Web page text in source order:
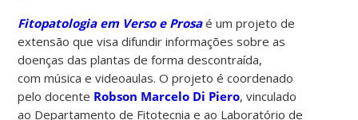
Fitopatologia em Verso e Prosaé um projeto de
extensão que visa difundir informações sobre as
doenças das plantas de forma descontraída,
com música e videoaulas. O projeto é coordenado
pelo docente Robson Marcelo Di Piero, vinculado
ao Departamento de Fitotecnia e ao Laboratório de